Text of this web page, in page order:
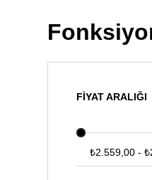
FIYAT ARALIĞI
₺2.559,00 -